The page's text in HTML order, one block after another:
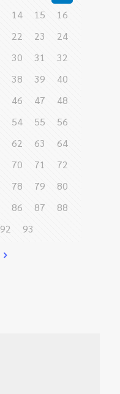
14 15
16
22 23
24
30 31
32
38 39
40
46 47
48
54 55
56
62 63
64
70 71
72
78 79
80
86 87
88
92 93